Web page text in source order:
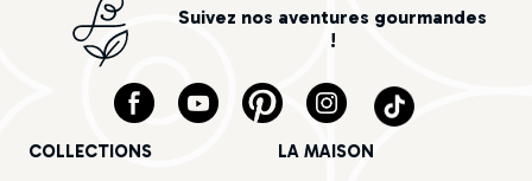
Suivez nos aventures gourmandes
!
COLLECTIONS LA MAISON